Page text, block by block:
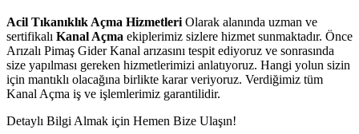
Acil Tıkanıklık Açma HizmetleriOlarak alanında uzman ve
sertifikalı Kanal Açma ekiplerimiz sizlere hizmet sunmaktadır. Önce
Arızalı Pimaş Gider Kanal arızasını tespit ediyoruz ve sonrasında
size yapılması gereken hizmetlerimizi anlatıyoruz. Hangi yolun sizin
için mantıklı olacağına birlikte karar veriyoruz. Verdiğimiz tüm
Kanal Açma iş ve işlemlerimiz garantilidir.
Detaylı Bilgi Almak için Hemen Bize Ulaşın!